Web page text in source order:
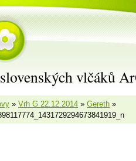
vlčáků
» Vrh G 22.12.2014 » Gereth »